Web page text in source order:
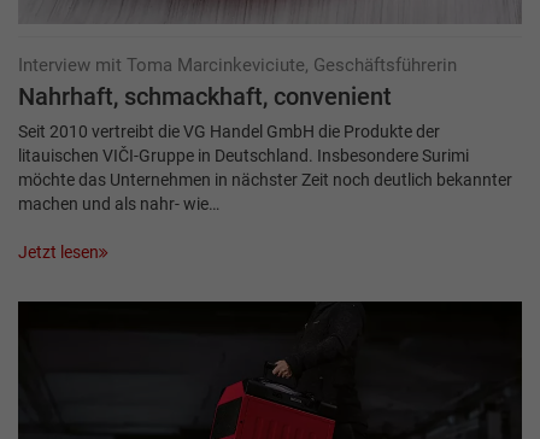
Interview mit Toma Marcinkeviciute, Geschäftsführerin
Nahrhaft, schmackhaft, convenient
Seit 2010 vertreibt die VG Handel GmbH die Produkte der
litauischen VIČI-Gruppe in Deutschland. Insbesondere Surimi
möchte das Unternehmen in nächster Zeit noch deutlich bekannter
machen und als nahr- wie…
Jetzt lesen